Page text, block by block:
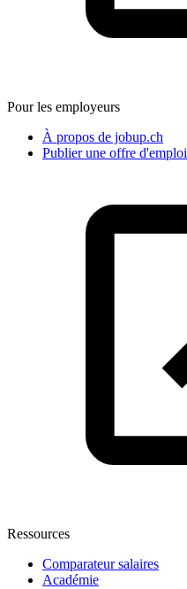
Pour les employeurs
À propos de jobup.ch
Publier une offre d'emploi
Ressources
Comparateur salaires
Académie